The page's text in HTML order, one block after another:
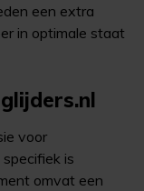
een extra
in optimale staat
voor
specifiek is
omvat een